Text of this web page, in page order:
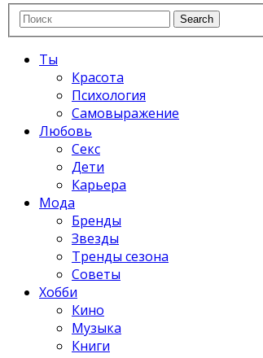
Ты
Красота
Психология
Самовыражение
Любовь
Секс
Дети
Карьера
Мода
Бренды
Звезды
Тренды сезона
Советы
Хобби
Кино
Музыка
Книги